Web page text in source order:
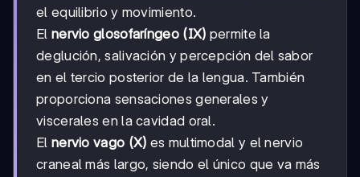
el equilibrio y movimiento.
El nervio glosofaríngeo (IX) permite la
deglución, salivación y percepción del sabor
en el tercio posterior de la lengua. También
proporciona sensaciones generales y
viscerales en la cavidad oral.
El nervio vago (X) es multimodal y el nervio
craneal más largo, siendo el único que va más